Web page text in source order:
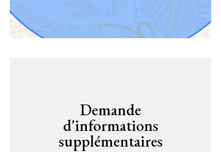
Demande
d'informations
supplémentaires